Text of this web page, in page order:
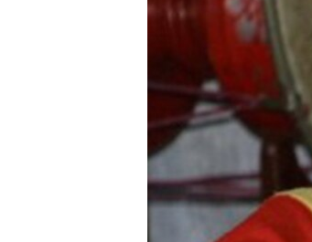
ວິທະຍາສາດ-ເທັກໂນໂລຈີ